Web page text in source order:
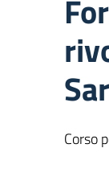
Corso